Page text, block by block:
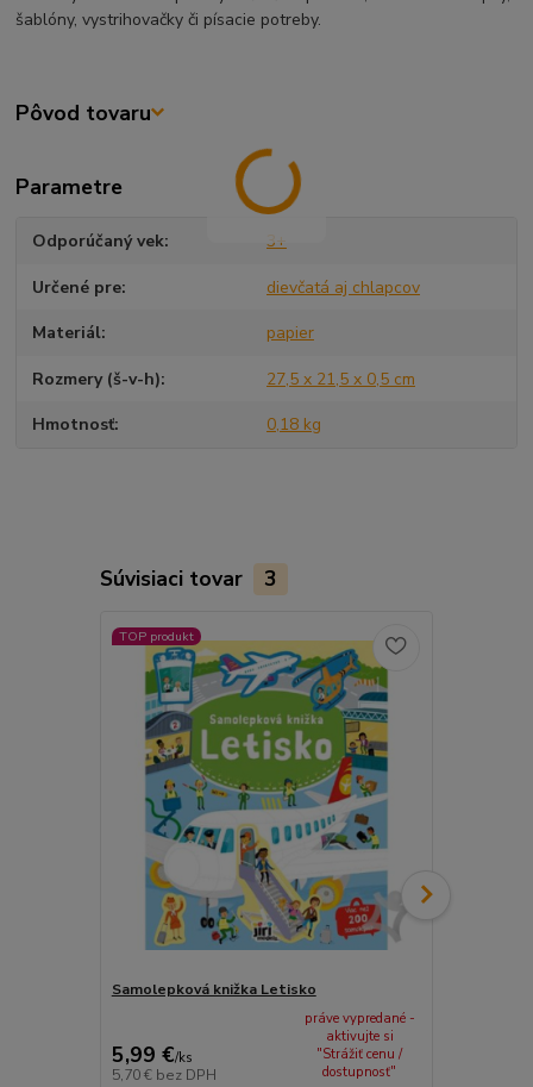
šablóny, vystrihovačky či písacie potreby.
Pôvod tovaru
Parametre
Odporúčaný vek 3+
Určené pre dievčatá aj chlapcov
Materiál papier
Rozmery (š-v-h) 27,5 x 21,5 x 0,5 cm
Hmotnosť 0,18 kg
Súvisiaci tovar 3
TOP produkt
Samolepková knižka Letisko
5,99 €/ks
5,70 € bez DPH
práve vypredané -
aktivujte si
"Strážiť cenu /
dostupnosť"